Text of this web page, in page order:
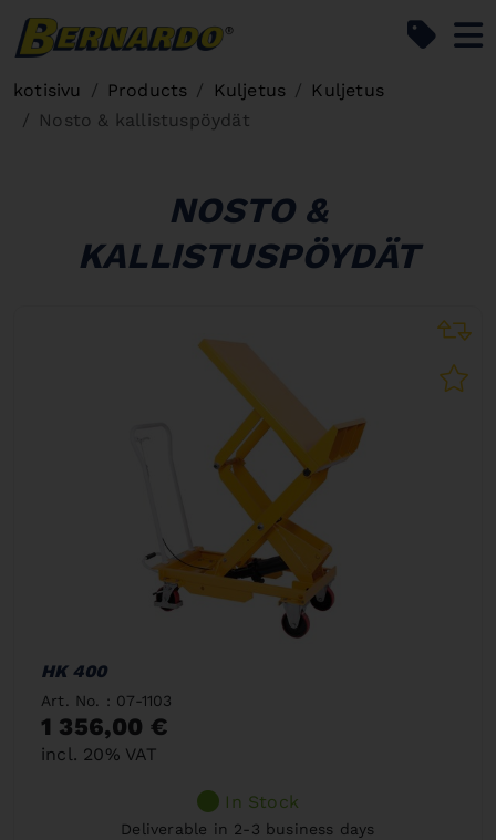
kotisivu Products Kuljetus
Kuljetus
Nosto & kallistuspöydät
NOSTO &
KALLISTUSPÖYDÄT
HK 400
Art. No. : 07-1103
1 356,00 €
incl. 20% VAT
In Stock
Deliverable in 2-3 business days